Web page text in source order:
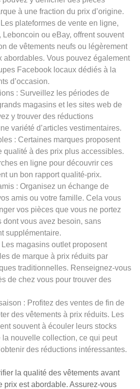
à une fraction du prix d’origine.
plateformes de vente en ligne,
ou eBay, offrent souvent
de vêtements neufs ou légèrement
abordables. Vous pouvez également
Facebook locaux dédiés à la
d’occasion.
: Surveillez les périodes de
magasins et les sites web de
y trouver des réductions
variété d’articles vestimentaires.
: Certaines marques proposent
qualité à des prix plus accessibles.
en ligne pour découvrir ces
un bon rapport qualité-prix.
: Organisez un échange de
amis ou votre famille. Cela vous
vos pièces que vous ne portez
dont vous avez besoin, sans
supplémentaire.
magasins outlet proposent
de marque à prix réduits par
traditionnelles. Renseignez-vous
de chez vous pour trouver des
: Profitez des ventes de fin de
des vêtements à prix réduits. Les
souvent à écouler leurs stocks
la nouvelle collection, ce qui peut
des réductions intéressantes.
la qualité des vêtements avant
prix est abordable. Assurez-vous